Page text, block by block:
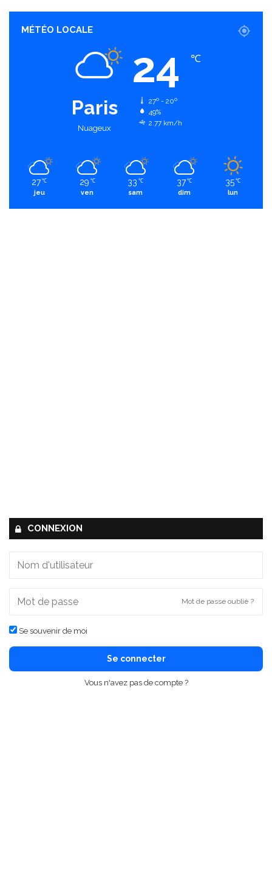
MÉTÉO LOCALE
Paris
Nuageux
24 ℃
27º - 20º
49%
2.77 km/h
27 ℃
jeu
29 ℃
ven
33 ℃
sam
37 ℃
dim
35 ℃
lun
CONNEXION
Mot de passe oublié ?
Se souvenir de moi
Se connecter
Vous n'avez pas de compte ?